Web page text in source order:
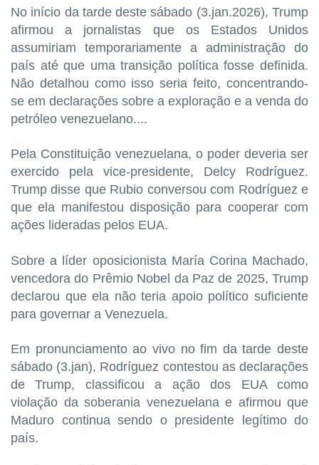
No início da tarde deste sábado (3.jan.2026), Trump
afirmou a jornalistas que os Estados Unidos
assumiriam temporariamente a administração do
país até que uma transição política fosse definida.
Não detalhou como isso seria feito, concentrando-
se em declarações sobre a exploração e a venda do
petróleo venezuelano....
Pela Constituição venezuelana, o poder deveria ser
exercido pela vice-presidente, Delcy Rodríguez.
Trump disse que Rubio conversou com Rodríguez e
que ela manifestou disposição para cooperar com
ações lideradas pelos EUA.
Sobre a líder oposicionista María Corina Machado,
vencedora do Prêmio Nobel da Paz de 2025, Trump
declarou que ela não teria apoio político suficiente
para governar a Venezuela.
Em pronunciamento ao vivo no fim da tarde deste
sábado (3.jan), Rodríguez contestou as declarações
de Trump, classificou a ação dos EUA como
violação da soberania venezuelana e afirmou que
Maduro continua sendo o presidente legítimo do
país.